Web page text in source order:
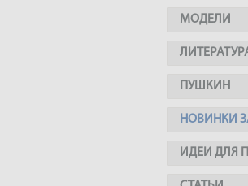
МОДЕЛИ
ПУШКИН
НОВИНКИ
ИДЕИ ДЛЯ